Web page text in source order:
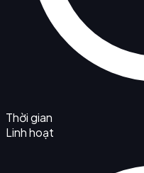
Thời gian
Linh hoạt